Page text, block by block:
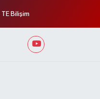
TE Bilişim